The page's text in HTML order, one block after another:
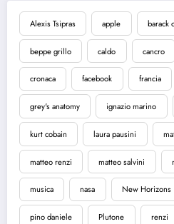
Alexis Tsipras apple barack
beppe grillo caldo cancro
cronaca facebook francia
grey's anatomy ignazio marino
kurt cobain laura pausini
matteo renzi matteo salvini
musica nasa New Horizons
pino daniele Plutone renzi